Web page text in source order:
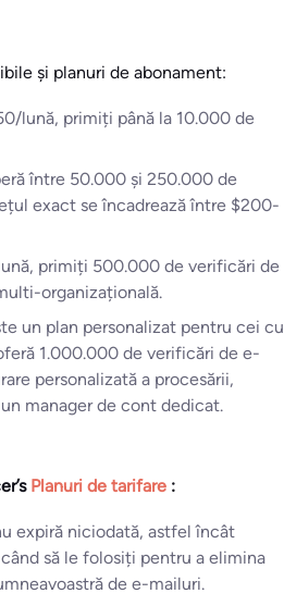
și planuri de abonament:
lună, primiți până la 10.000 de
între 50.000 și 250.000 de
exact se încadrează între $200-
primiți 500.000 de verificări de
organizațională.
un plan personalizat pentru cei cu
1.000.000 de verificări de e-
personalizată a procesării,
manager de cont dedicat.
Planuri de tarifare :
expiră niciodată, astfel încât
să le folosiți pentru a elimina
de e-mailuri.